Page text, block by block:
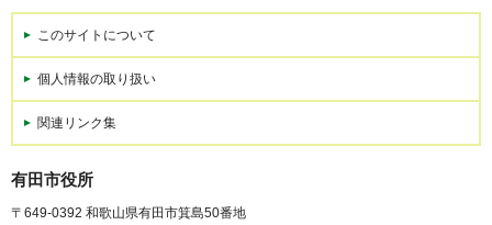
このサイトについて
個人情報の取り扱い
関連リンク集
有田市役所
〒649-0392 和歌山県有田市箕島50番地